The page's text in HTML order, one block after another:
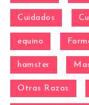
Cuidados
equino
hamster
Otras Razas